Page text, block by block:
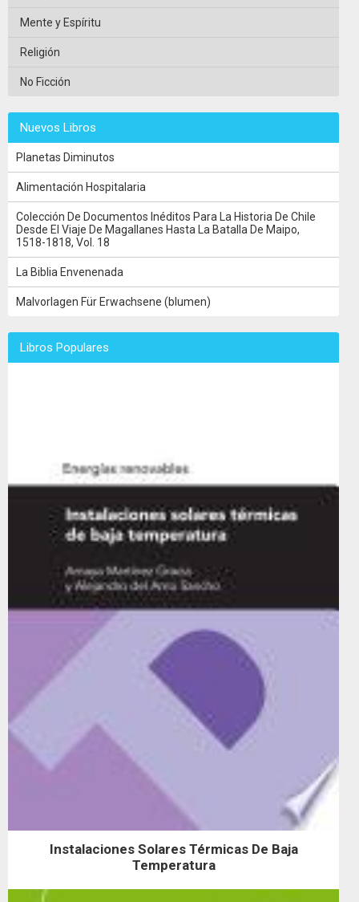
Mente y Espíritu
Religión
No Ficción
Nuevos Libros
Planetas Diminutos
Alimentación Hospitalaria
Colección De Documentos Inéditos Para La Historia De Chile
Desde El Viaje De Magallanes Hasta La Batalla De Maipo,
1518-1818, Vol. 18
La Biblia Envenenada
Malvorlagen Für Erwachsene (blumen)
Libros Populares
Instalaciones Solares Térmicas De Baja
Temperatura